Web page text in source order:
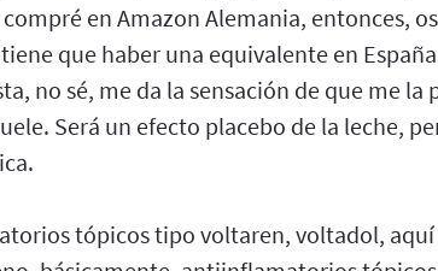
en Amazon Alemania, entonces,
que haber una equivalente en
no sé, me da la sensación de que me la
Será un efecto placebo de la leche,
tópicos tipo voltaren, voltadol, aquí